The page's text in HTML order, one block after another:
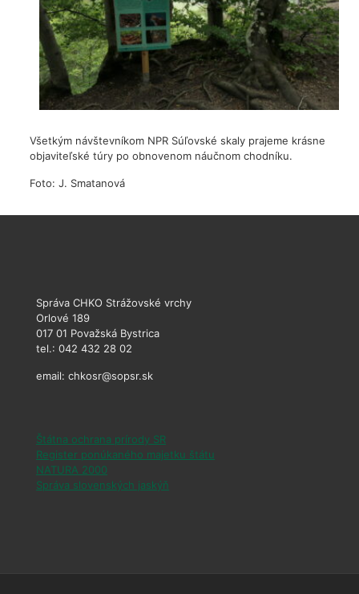
Všetkým návštevníkom NPR Súľovské skaly prajeme krásne
objaviteľské túry po obnovenom náučnom chodníku.
Foto: J. Smatanová
Správa CHKO Strážovské vrchy
Orlové 189
017 01 Považská Bystrica
tel.: 042 432 28 02
email: chkosr@sopsr.sk
Štátna ochrana prírody SR
Register ponúkaného majetku štátu
NATURA 2000
Správa slovenských jaskýň